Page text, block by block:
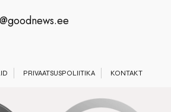
PRIVAATSUSPOLIITIKA KONTAKT